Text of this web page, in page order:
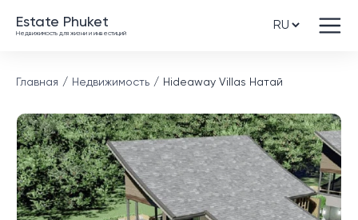
Estate Phuket
Недвижимость для жизни и инвестиций
Главная Недвижимость Hideaway Villas Натай